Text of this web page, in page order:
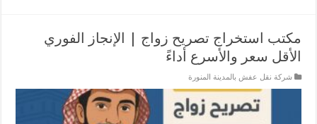
مكتب استخراج تصريح زواج | الإنجاز الفوري
الأقل سعر والأسرع أداءً‏
شركة نقل عفش بالمدينة المنورة